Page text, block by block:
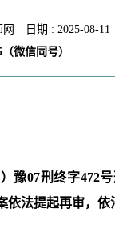
日期 : 2025-08-11
微信同号）
豫07刑终字472
依法提起再审，